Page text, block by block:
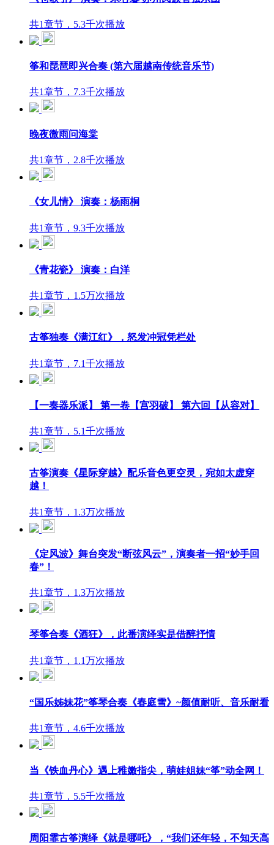
共1章节，5.3千次播放
筝和琵琶即兴合奏 (第六届越南传统音乐节)
共1章节，7.3千次播放
晚夜微雨问海棠
共1章节，2.8千次播放
《女儿情》 演奏：杨雨桐
共1章节，9.3千次播放
《青花瓷》 演奏：白洋
共1章节，1.5万次播放
古筝独奏《满江红》，怒发冲冠凭栏处
共1章节，7.1千次播放
【一奏器乐派】 第一卷【宫羽破】 第六回【从容对】
共1章节，5.1千次播放
古筝演奏《星际穿越》配乐音色更空灵，宛如太虚穿
越！
共1章节，1.3万次播放
《定风波》舞台突发“断弦风云”，演奏者一招“妙手回
春”！
共1章节，1.3万次播放
琴筝合奏《酒狂》，此番演绎实是借醉抒情
共1章节，1.1万次播放
“国乐姊妹花”筝琴合奏《春庭雪》~颜值耐听、音乐耐看
共1章节，4.6千次播放
当《铁血丹心》遇上稚嫩指尖，萌娃姐妹“筝”动全网！
共1章节，5.5千次播放
周阳霏古筝演绎《就是哪吒》，“我们还年轻，不知天高